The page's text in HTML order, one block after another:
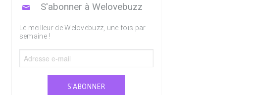
S'abonner à Welovebuzz
Le meilleur de Welovebuzz, une fois par
semaine !
S'ABONNER